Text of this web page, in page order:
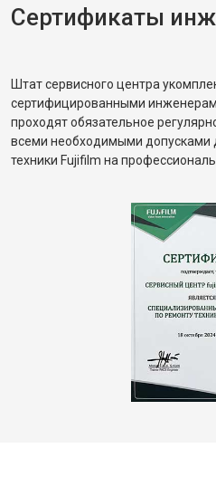
Сертификаты
Штат сервисного центра
сертифицированными
проходят обязательное
всеми необходимыми допусками
техники Fujifilm на